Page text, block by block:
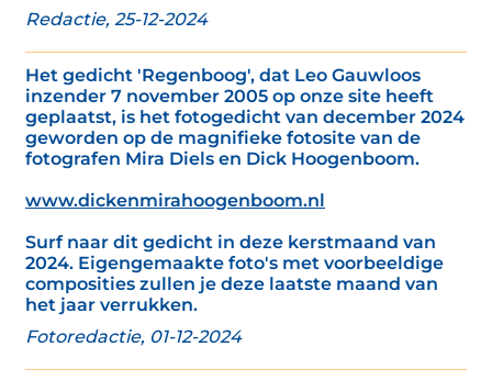
Redactie, 25-12-2024
Het gedicht 'Regenboog', dat Leo Gauwloos
inzender 7 november 2005 op onze site heeft
geplaatst, is het fotogedicht van december 2024
geworden op de magnifieke fotosite van de
fotografen Mira Diels en Dick Hoogenboom.
www.dickenmirahoogenboom.nl
Surf naar dit gedicht in deze kerstmaand van
2024. Eigengemaakte foto's met voorbeeldige
composities zullen je deze laatste maand van
het jaar verrukken.
Fotoredactie, 01-12-2024